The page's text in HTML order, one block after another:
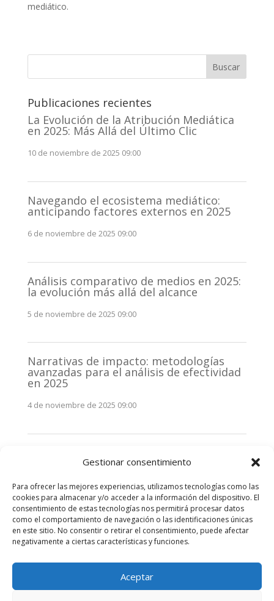
Gestionar consentimiento
Para ofrecer las mejores experiencias, utilizamos tecnologías como las
cookies para almacenar y/o acceder a la información del dispositivo. El
consentimiento de estas tecnologías nos permitirá procesar datos
como el comportamiento de navegación o las identificaciones únicas
en este sitio. No consentir o retirar el consentimiento, puede afectar
negativamente a ciertas características y funciones.
Aceptar
mediático.
Buscar
Publicaciones recientes
La Evolución de la Atribución Mediática
en 2025: Más Allá del Último Clic
10 de noviembre de 2025 09:00
Navegando el ecosistema mediático:
anticipando factores externos en 2025
6 de noviembre de 2025 09:00
Análisis comparativo de medios en 2025:
la evolución más allá del alcance
5 de noviembre de 2025 09:00
Narrativas de impacto: metodologías
avanzadas para el análisis de efectividad
en 2025
4 de noviembre de 2025 09:00
stakeholders en 2025: La clave de la
3 de noviembre de 2025 09:00
Comentarios recientes